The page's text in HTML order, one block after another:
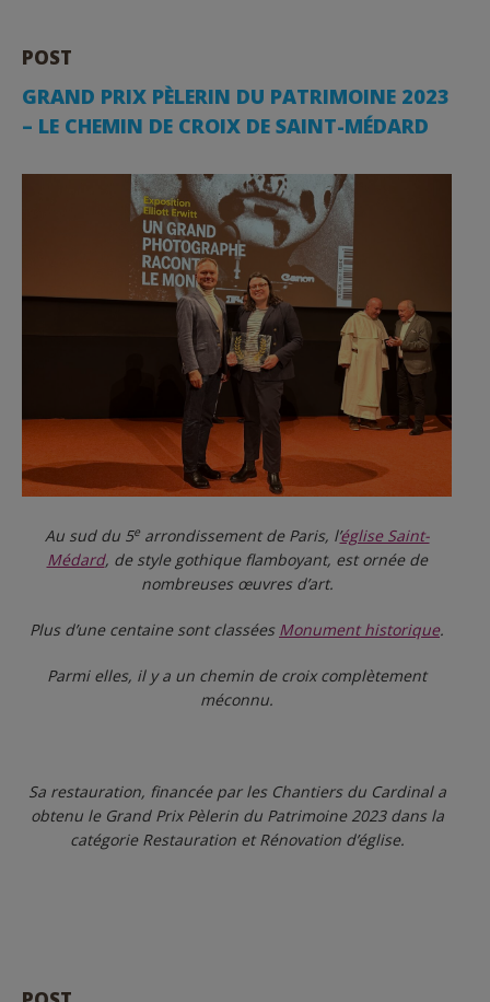
POST
GRAND PRIX PÈLERIN DU PATRIMOINE 2023
– LE CHEMIN DE CROIX DE SAINT-MÉDARD
Au sud du 5earrondissement de Paris, l’église Saint-
Médard, de style gothique flamboyant, est ornée de
nombreuses œuvres d’art.
Plus d’une centaine sont classées Monument historique.
Parmi elles, il y a un chemin de croix complètement
méconnu.
Sa restauration, financée par les Chantiers du Cardinal a
obtenu le Grand Prix Pèlerin du Patrimoine 2023 dans la
catégorie Restauration et Rénovation d’église.